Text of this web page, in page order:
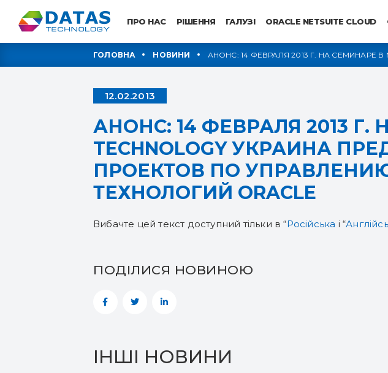
ПРО НАС РІШЕННЯ ГАЛУЗІ ORACLE NETSUITE CLOUD
ГОЛОВНА НОВИНИ
АНОНС: 14 ФЕВРАЛЯ 2013 Г. НА СЕМИНАРЕ В
12.02.2013
АНОНС: 14 ФЕВРАЛЯ 2013
TECHNOLOGY УКРАИНА
ПРОЕКТОВ ПО
ТЕХНОЛОГИЙ ORACLE
Вибачте цей текст доступний тільки в “Російська і “
ПОДІЛИСЯ НОВИНОЮ
ІНШІ НОВИНИ